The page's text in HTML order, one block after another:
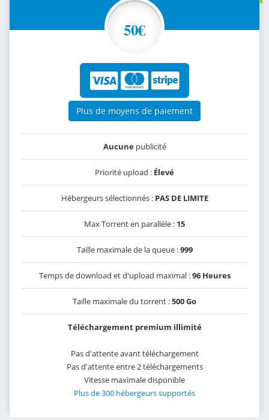
50€
Plus de moyens de paiement
Aucunepublicité
Priorité upload : Élevé
Hébergeurs sélectionnés : PAS DE LIMITE
Max Torrent en parallèle : 15
Taille maximale de la queue :999
Temps de download et d'upload maximal :96 Heures
Taille maximale du torrent :500 Go
Téléchargement premium illimité
Pas d'attente avant téléchargement
Pas d'attente entre 2 téléchargements
Vitesse maximale disponible
Plus de 300 hébergeurs supportés